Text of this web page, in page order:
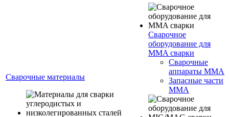
Сварочные материалы
Сварочное
оборудование для
MMA сварки
Сварочные
аппараты MMA
Запасные части
MMA